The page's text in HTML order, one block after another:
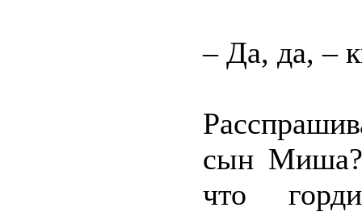
– Да, да, –
сын Миша?
что